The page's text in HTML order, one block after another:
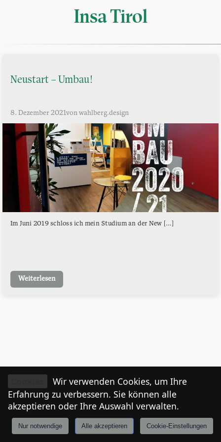
Insa Tirol
Neustart – Umbau!
8. Dezember 2021von wahlberg.design
Im Juni 2019 schloss ich mein Studium an der New […]
Weiterlesen
Anmelden Tiroler
Wir verwenden Cookies, um Ihre
Erfahrung zu verbessern. Sie können alle
akzeptieren oder Ihre Auswahl verwalten.
Nur notwendige Alle akzeptieren Cookie-Einstellungen